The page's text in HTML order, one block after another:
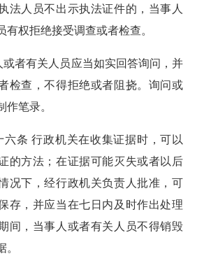
法人员不出示执法证件的，当事人
有权拒绝接受调查或者检查。
或者有关人员应当如实回答询问，并
检查，不得拒绝或者阻挠。询问或
作笔录。
六条 行政机关在收集证据时，可以
的方法；在证据可能灭失或者以后
况下，经行政机关负责人批准，可
存，并应当在七日内及时作出处理
间，当事人或者有关人员不得销毁